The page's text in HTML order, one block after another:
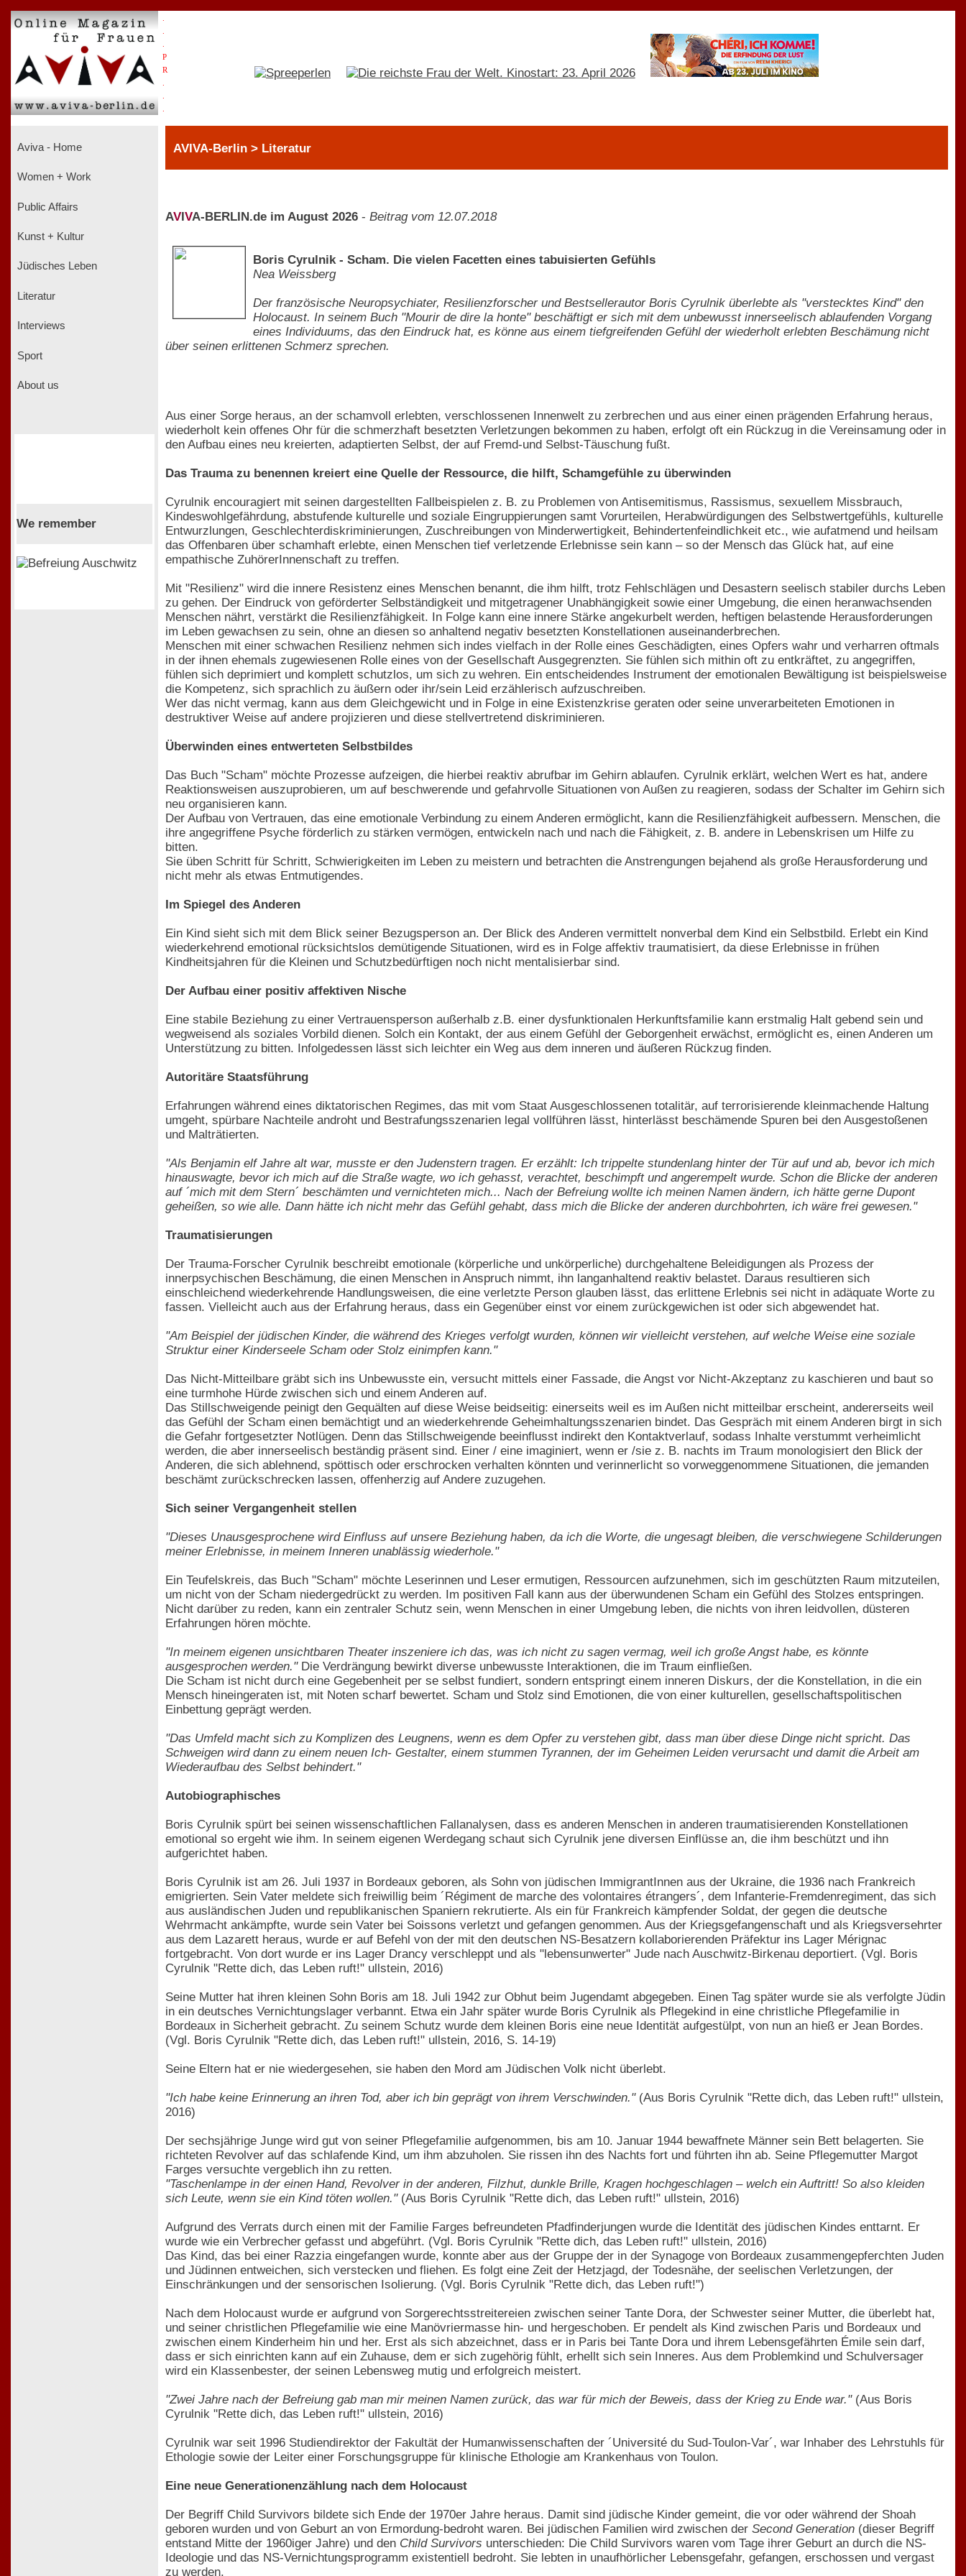
P
R
Aviva - Home
Women + Work
Public Affairs
Kunst + Kultur
Jüdisches Leben
Literatur
Interviews
Sport
About us
We remember
AVIVA-Berlin > Literatur
AV VA-BERLIN.de im August 2026 - Beitrag vom 12.07.2018
Boris Cyrulnik - Scham. Die vielen Facetten eines tabuisierten Gefühls
Nea Weissberg
Der französische Neuropsychiater, Resilienzforscher und Bestsellerautor Boris Cyrulnik überlebte als "verstecktes Kind" den
Holocaust. In seinem Buch "Mourir de dire la honte" beschäftigt er sich mit dem unbewusst innerseelisch ablaufenden Vorgang
eines Individuums, das den Eindruck hat, es könne aus einem tiefgreifenden Gefühl der wiederholt erlebten Beschämung nicht
über seinen erlittenen Schmerz sprechen.
Aus einer Sorge heraus, an der schamvoll erlebten, verschlossenen Innenwelt zu zerbrechen und aus einer einen prägenden Erfahrung heraus,
wiederholt kein offenes Ohr für die schmerzhaft besetzten Verletzungen bekommen zu haben, erfolgt oft ein Rückzug in die Vereinsamung oder in
den Aufbau eines neu kreierten, adaptierten Selbst, der auf Fremd-und Selbst-Täuschung fußt.
Das Trauma zu benennen kreiert eine Quelle der Ressource, die hilft, Schamgefühle zu überwinden
Cyrulnik encouragiert mit seinen dargestellten Fallbeispielen z. B. zu Problemen von Antisemitismus, Rassismus, sexuellem Missbrauch,
Kindeswohlgefährdung, abstufende kulturelle und soziale Eingruppierungen samt Vorurteilen, Herabwürdigungen des Selbstwertgefühls, kulturelle
Entwurzlungen, Geschlechterdiskriminierungen, Zuschreibungen von Minderwertigkeit, Behindertenfeindlichkeit etc., wie aufatmend und heilsam
das Offenbaren über schamhaft erlebte, einen Menschen tief verletzende Erlebnisse sein kann – so der Mensch das Glück hat, auf eine
empathische ZuhörerInnenschaft zu treffen.
Mit "Resilienz" wird die innere Resistenz eines Menschen benannt, die ihm hilft, trotz Fehlschlägen und Desastern seelisch stabiler durchs Leben
zu gehen. Der Eindruck von geförderter Selbständigkeit und mitgetragener Unabhängigkeit sowie einer Umgebung, die einen heranwachsenden
Menschen nährt, verstärkt die Resilienzfähigkeit. In Folge kann eine innere Stärke angekurbelt werden, heftigen belastende Herausforderungen
im Leben gewachsen zu sein, ohne an diesen so anhaltend negativ besetzten Konstellationen auseinanderbrechen.
Menschen mit einer schwachen Resilienz nehmen sich indes vielfach in der Rolle eines Geschädigten, eines Opfers wahr und verharren oftmals
in der ihnen ehemals zugewiesenen Rolle eines von der Gesellschaft Ausgegrenzten. Sie fühlen sich mithin oft zu entkräftet, zu angegriffen,
fühlen sich deprimiert und komplett schutzlos, um sich zu wehren. Ein entscheidendes Instrument der emotionalen Bewältigung ist beispielsweise
die Kompetenz, sich sprachlich zu äußern oder ihr/sein Leid erzählerisch aufzuschreiben.
Wer das nicht vermag, kann aus dem Gleichgewicht und in Folge in eine Existenzkrise geraten oder seine unverarbeiteten Emotionen in
destruktiver Weise auf andere projizieren und diese stellvertretend diskriminieren.
Überwinden eines entwerteten Selbstbildes
Das Buch "Scham" möchte Prozesse aufzeigen, die hierbei reaktiv abrufbar im Gehirn ablaufen. Cyrulnik erklärt, welchen Wert es hat, andere
Reaktionsweisen auszuprobieren, um auf beschwerende und gefahrvolle Situationen von Außen zu reagieren, sodass der Schalter im Gehirn sich
neu organisieren kann.
Der Aufbau von Vertrauen, das eine emotionale Verbindung zu einem Anderen ermöglicht, kann die Resilienzfähigkeit aufbessern. Menschen, die
ihre angegriffene Psyche förderlich zu stärken vermögen, entwickeln nach und nach die Fähigkeit, z. B. andere in Lebenskrisen um Hilfe zu
bitten.
Sie üben Schritt für Schritt, Schwierigkeiten im Leben zu meistern und betrachten die Anstrengungen bejahend als große Herausforderung und
nicht mehr als etwas Entmutigendes.
Im Spiegel des Anderen
Ein Kind sieht sich mit dem Blick seiner Bezugsperson an. Der Blick des Anderen vermittelt nonverbal dem Kind ein Selbstbild. Erlebt ein Kind
wiederkehrend emotional rücksichtslos demütigende Situationen, wird es in Folge affektiv traumatisiert, da diese Erlebnisse in frühen
Kindheitsjahren für die Kleinen und Schutzbedürftigen noch nicht mentalisierbar sind.
Der Aufbau einer positiv affektiven Nische
Eine stabile Beziehung zu einer Vertrauensperson außerhalb z.B. einer dysfunktionalen Herkunftsfamilie kann erstmalig Halt gebend sein und
wegweisend als soziales Vorbild dienen. Solch ein Kontakt, der aus einem Gefühl der Geborgenheit erwächst, ermöglicht es, einen Anderen um
Unterstützung zu bitten. Infolgedessen lässt sich leichter ein Weg aus dem inneren und äußeren Rückzug finden.
Autoritäre Staatsführung
Erfahrungen während eines diktatorischen Regimes, das mit vom Staat Ausgeschlossenen totalitär, auf terrorisierende kleinmachende Haltung
umgeht, spürbare Nachteile androht und Bestrafungsszenarien legal vollführen lässt, hinterlässt beschämende Spuren bei den Ausgestoßenen
und Malträtierten.
"Als Benjamin elf Jahre alt war, musste er den Judenstern tragen. Er erzählt: Ich trippelte stundenlang hinter der Tür auf und ab, bevor ich mich
hinauswagte, bevor ich mich auf die Straße wagte, wo ich gehasst, verachtet, beschimpft und angerempelt wurde. Schon die Blicke der anderen
auf ´mich mit dem Stern´ beschämten und vernichteten mich... Nach der Befreiung wollte ich meinen Namen ändern, ich hätte gerne Dupont
geheißen, so wie alle. Dann hätte ich nicht mehr das Gefühl gehabt, dass mich die Blicke der anderen durchbohrten, ich wäre frei gewesen."
Traumatisierungen
Der Trauma-Forscher Cyrulnik beschreibt emotionale (körperliche und unkörperliche) durchgehaltene Beleidigungen als Prozess der
innerpsychischen Beschämung, die einen Menschen in Anspruch nimmt, ihn langanhaltend reaktiv belastet. Daraus resultieren sich
einschleichend wiederkehrende Handlungsweisen, die eine verletzte Person glauben lässt, das erlittene Erlebnis sei nicht in adäquate Worte zu
fassen. Vielleicht auch aus der Erfahrung heraus, dass ein Gegenüber einst vor einem zurückgewichen ist oder sich abgewendet hat.
"Am Beispiel der jüdischen Kinder, die während des Krieges verfolgt wurden, können wir vielleicht verstehen, auf welche Weise eine soziale
Struktur einer Kinderseele Scham oder Stolz einimpfen kann."
Das Nicht-Mitteilbare gräbt sich ins Unbewusste ein, versucht mittels einer Fassade, die Angst vor Nicht-Akzeptanz zu kaschieren und baut so
eine turmhohe Hürde zwischen sich und einem Anderen auf.
Das Stillschweigende peinigt den Gequälten auf diese Weise beidseitig: einerseits weil es im Außen nicht mitteilbar erscheint, andererseits weil
das Gefühl der Scham einen bemächtigt und an wiederkehrende Geheimhaltungsszenarien bindet. Das Gespräch mit einem Anderen birgt in sich
die Gefahr fortgesetzter Notlügen. Denn das Stillschweigende beeinflusst indirekt den Kontaktverlauf, sodass Inhalte verstummt verheimlicht
werden, die aber innerseelisch beständig präsent sind. Einer / eine imaginiert, wenn er /sie z. B. nachts im Traum monologisiert den Blick der
Anderen, die sich ablehnend, spöttisch oder erschrocken verhalten könnten und verinnerlicht so vorweggenommene Situationen, die jemanden
beschämt zurückschrecken lassen, offenherzig auf Andere zuzugehen.
Sich seiner Vergangenheit stellen
"Dieses Unausgesprochene wird Einfluss auf unsere Beziehung haben, da ich die Worte, die ungesagt bleiben, die verschwiegene Schilderungen
meiner Erlebnisse, in meinem Inneren unablässig wiederhole."
Ein Teufelskreis, das Buch "Scham" möchte Leserinnen und Leser ermutigen, Ressourcen aufzunehmen, sich im geschützten Raum mitzuteilen,
um nicht von der Scham niedergedrückt zu werden. Im positiven Fall kann aus der überwundenen Scham ein Gefühl des Stolzes entspringen.
Nicht darüber zu reden, kann ein zentraler Schutz sein, wenn Menschen in einer Umgebung leben, die nichts von ihren leidvollen, düsteren
Erfahrungen hören möchte.
"In meinem eigenen unsichtbaren Theater inszeniere ich das, was ich nicht zu sagen vermag, weil ich große Angst habe, es könnte
ausgesprochen werden."Die Verdrängung bewirkt diverse unbewusste Interaktionen, die im Traum einfließen.
Die Scham ist nicht durch eine Gegebenheit per se selbst fundiert, sondern entspringt einem inneren Diskurs, der die Konstellation, in die ein
Mensch hineingeraten ist, mit Noten scharf bewertet. Scham und Stolz sind Emotionen, die von einer kulturellen, gesellschaftspolitischen
Einbettung geprägt werden.
"Das Umfeld macht sich zu Komplizen des Leugnens, wenn es dem Opfer zu verstehen gibt, dass man über diese Dinge nicht spricht. Das
Schweigen wird dann zu einem neuen Ich- Gestalter, einem stummen Tyrannen, der im Geheimen Leiden verursacht und damit die Arbeit am
Wiederaufbau des Selbst behindert."
Autobiographisches
Boris Cyrulnik spürt bei seinen wissenschaftlichen Fallanalysen, dass es anderen Menschen in anderen traumatisierenden Konstellationen
emotional so ergeht wie ihm. In seinem eigenen Werdegang schaut sich Cyrulnik jene diversen Einflüsse an, die ihm beschützt und ihn
aufgerichtet haben.
Boris Cyrulnik ist am 26. Juli 1937 in Bordeaux geboren, als Sohn von jüdischen ImmigrantInnen aus der Ukraine, die 1936 nach Frankreich
emigrierten. Sein Vater meldete sich freiwillig beim ´Régiment de marche des volontaires étrangers´, dem Infanterie-Fremdenregiment, das sich
aus ausländischen Juden und republikanischen Spaniern rekrutierte. Als ein für Frankreich kämpfender Soldat, der gegen die deutsche
Wehrmacht ankämpfte, wurde sein Vater bei Soissons verletzt und gefangen genommen. Aus der Kriegsgefangenschaft und als Kriegsversehrter
aus dem Lazarett heraus, wurde er auf Befehl von der mit den deutschen NS-Besatzern kollaborierenden Präfektur ins Lager Mérignac
fortgebracht. Von dort wurde er ins Lager Drancy verschleppt und als "lebensunwerter" Jude nach Auschwitz-Birkenau deportiert. (Vgl. Boris
Cyrulnik "Rette dich, das Leben ruft!" ullstein, 2016)
Seine Mutter hat ihren kleinen Sohn Boris am 18. Juli 1942 zur Obhut beim Jugendamt abgegeben. Einen Tag später wurde sie als verfolgte Jüdin
in ein deutsches Vernichtungslager verbannt. Etwa ein Jahr später wurde Boris Cyrulnik als Pflegekind in eine christliche Pflegefamilie in
Bordeaux in Sicherheit gebracht. Zu seinem Schutz wurde dem kleinen Boris eine neue Identität aufgestülpt, von nun an hieß er Jean Bordes.
(Vgl. Boris Cyrulnik "Rette dich, das Leben ruft!" ullstein, 2016, S. 14-19)
Seine Eltern hat er nie wiedergesehen, sie haben den Mord am Jüdischen Volk nicht überlebt.
"Ich habe keine Erinnerung an ihren Tod, aber ich bin geprägt von ihrem Verschwinden."(Aus Boris Cyrulnik "Rette dich, das Leben ruft!" ullstein,
2016)
Der sechsjährige Junge wird gut von seiner Pflegefamilie aufgenommen, bis am 10. Januar 1944 bewaffnete Männer sein Bett belagerten. Sie
richteten Revolver auf das schlafende Kind, um ihm abzuholen. Sie rissen ihn des Nachts fort und führten ihn ab. Seine Pflegemutter Margot
Farges versuchte vergeblich ihn zu retten.
"Taschenlampe in der einen Hand, Revolver in der anderen, Filzhut, dunkle Brille, Kragen hochgeschlagen – welch ein Auftritt! So also kleiden
sich Leute, wenn sie ein Kind töten wollen." (Aus Boris Cyrulnik "Rette dich, das Leben ruft!" ullstein, 2016)
Aufgrund des Verrats durch einen mit der Familie Farges befreundeten Pfadfinderjungen wurde die Identität des jüdischen Kindes enttarnt. Er
wurde wie ein Verbrecher gefasst und abgeführt. (Vgl. Boris Cyrulnik "Rette dich, das Leben ruft!" ullstein, 2016)
Das Kind, das bei einer Razzia eingefangen wurde, konnte aber aus der Gruppe der in der Synagoge von Bordeaux zusammengepferchten Juden
und Jüdinnen entweichen, sich verstecken und fliehen. Es folgt eine Zeit der Hetzjagd, der Todesnähe, der seelischen Verletzungen, der
Einschränkungen und der sensorischen Isolierung. (Vgl. Boris Cyrulnik "Rette dich, das Leben ruft!")
Nach dem Holocaust wurde er aufgrund von Sorgerechtsstreitereien zwischen seiner Tante Dora, der Schwester seiner Mutter, die überlebt hat,
und seiner christlichen Pflegefamilie wie eine Manövriermasse hin- und hergeschoben. Er pendelt als Kind zwischen Paris und Bordeaux und
zwischen einem Kinderheim hin und her. Erst als sich abzeichnet, dass er in Paris bei Tante Dora und ihrem Lebensgefährten Émile sein darf,
dass er sich einrichten kann auf ein Zuhause, dem er sich zugehörig fühlt, erhellt sich sein Inneres. Aus dem Problemkind und Schulversager
wird ein Klassenbester, der seinen Lebensweg mutig und erfolgreich meistert.
"Zwei Jahre nach der Befreiung gab man mir meinen Namen zurück, das war für mich der Beweis, dass der Krieg zu Ende war."(Aus Boris
Cyrulnik "Rette dich, das Leben ruft!" ullstein, 2016)
Cyrulnik war seit 1996 Studiendirektor der Fakultät der Humanwissenschaften der ´Université du Sud-Toulon-Var´, war Inhaber des Lehrstuhls für
Ethologie sowie der Leiter einer Forschungsgruppe für klinische Ethologie am Krankenhaus von Toulon.
Eine neue Generationenzählung nach dem Holocaust
Der Begriff Child Survivors bildete sich Ende der 1970er Jahre heraus. Damit sind jüdische Kinder gemeint, die vor oder während der Shoah
geboren wurden und von Geburt an von Ermordung-bedroht waren. Bei jüdischen Familien wird zwischen der Second Generation (dieser Begriff
entstand Mitte der 1960iger Jahre) und den Child Survivors unterschieden: Die Child Survivors waren vom Tage ihrer Geburt an durch die NS-
Ideologie und das NS-Vernichtungsprogramm existentiell bedroht. Sie lebten in unaufhörlicher Lebensgefahr, gefangen, erschossen und vergast
zu werden.